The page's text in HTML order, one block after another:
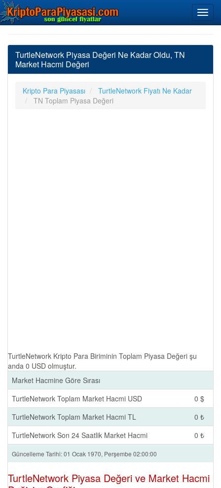
TurtleNetwork Piyasa Değeri Ne Kadar Oldu, TN
Market Hacmi Değeri
Kripto Para Piyasası
TurtleNetwork Fiyatı Ne Kadar
TN Toplam Piyasa Değeri
TurtleNetwork Kripto Para Biriminin Toplam Piyasa Değeri şu
anda 0 USD olmuştur.
Market Hacmine Göre Sırası
TurtleNetwork Toplam Market Hacmi USD
0 $
TurtleNetwork Toplam Market Hacmi TL
0 ₺
TurtleNetwork Son 24 Saatlik Market Hacmi
0 ₺
Güncelleme Tarihi: 01 Ocak 1970, Perşembe 02:00:00
TurtleNetwork Piyasa Değeri ve Market Hacmi